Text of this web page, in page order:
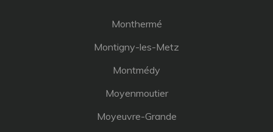
Monthermé
Montigny-les-Metz
Montmédy
Moyenmoutier
Moyeuvre-Grande